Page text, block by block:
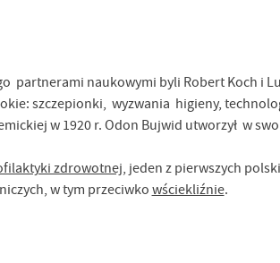
partnerami naukowymi byli Robert Koch i
szczepionki, wyzwania higieny,
w 1920 r. Odon Bujwid utworzył w
zdrowotnej, jeden z pierwszych
w tym przeciwko wściekliźnie.